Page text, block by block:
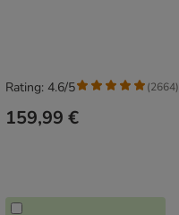
159,99 €
Rating: 4.6/5 (2664)